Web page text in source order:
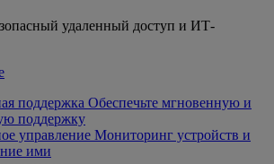
удаленный доступ и ИТ-
поддержка Обеспечьте мгновенную и
поддержку
управление Мониторинг устройств и
ими